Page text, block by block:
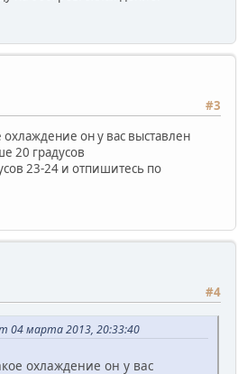
#3
он у вас выставлен
20 градусов
23-24 и отпишитесь по
#4
04 марта 2013, 20:33:40
охлаждение он у вас